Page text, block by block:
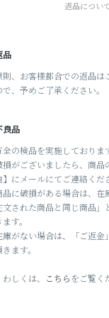
返品につい
品
則、お客様都合での返品は
で、予めご了承ください。
良品
全の検品を実施しておりま
損がございましたら、商品
】にメールにてご連絡くだ
品に破損がある場合は、在
文された商品と同じ商品」
ます。
庫がない場合は、「ご返金
ます。
わしくは、 こちらをご覧く